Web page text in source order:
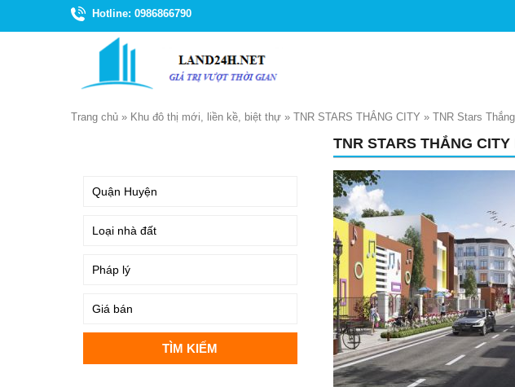
Hotline: 0986866790
Trang chủ » Khu đô thị mới, liền kề, biệt thự » TNR STARS THẮNG CITY » TNR Stars
TNR STARS THẮNG